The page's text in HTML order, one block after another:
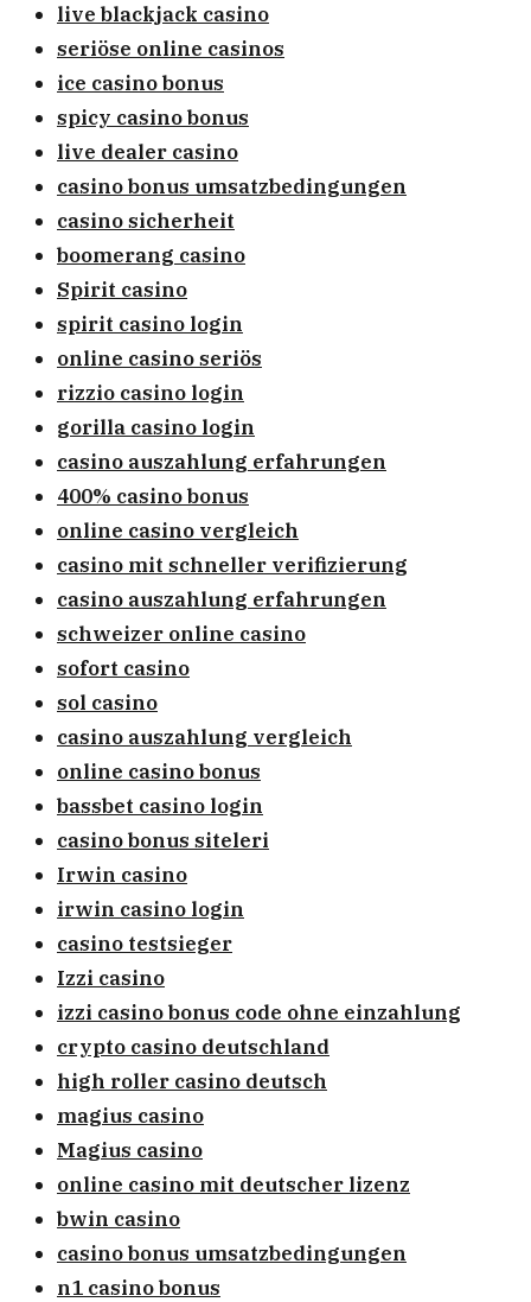
live blackjack casino
seriöse online casinos
ice casino bonus
spicy casino bonus
live dealer casino
casino bonus umsatzbedingungen
casino sicherheit
boomerang casino
Spirit casino
spirit casino login
online casino seriös
rizzio casino login
gorilla casino login
casino auszahlung erfahrungen
400% casino bonus
online casino vergleich
casino mit schneller verifizierung
casino auszahlung erfahrungen
schweizer online casino
sofort casino
sol casino
casino auszahlung vergleich
online casino bonus
bassbet casino login
casino bonus siteleri
Irwin casino
irwin casino login
casino testsieger
Izzi casino
izzi casino bonus code ohne einzahlung
crypto casino deutschland
high roller casino deutsch
magius casino
Magius casino
online casino mit deutscher lizenz
bwin casino
casino bonus umsatzbedingungen
n1 casino bonus